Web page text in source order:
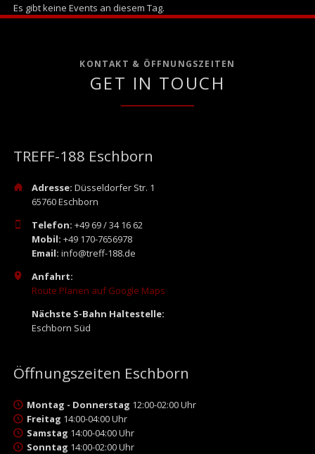
Es gibt keine Events an diesem Tag.
KONTAKT & ÖFFNUNGSZEITEN
GET IN TOUCH
TREFF-188 Eschborn
Adresse: Düsseldorfer Str. 1
65760 Eschborn
Telefon: +49 69 / 34 16 62
Mobil: +49 170-7656978
Email: info@treff-188.de
Anfahrt:
Route Planen auf Google Maps
Nächste S-Bahn Haltestelle:
Eschborn Süd
Öffnungszeiten Eschborn
Montag - Donnerstag 12:00-02:00 Uhr
Freitag 14:00-04:00 Uhr
Samstag 14:00-04:00 Uhr
Sonntag 14:00-02:00 Uhr